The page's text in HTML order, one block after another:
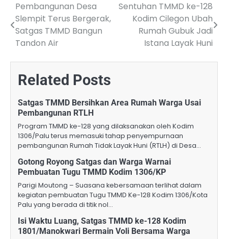
Post
navigation
Pembangunan Desa
Slempit Terus Bergerak,
Satgas TMMD Bangun
Tandon Air
Sentuhan TMMD ke-128
Kodim Cilegon Ubah
Rumah Gubuk Jadi
Istana Layak Huni
Related Posts
Satgas TMMD Bersihkan Area Rumah Warga Usai
Pembangunan RTLH
Program TMMD ke-128 yang dilaksanakan oleh Kodim
1306/Palu terus memasuki tahap penyempurnaan
pembangunan Rumah Tidak Layak Huni (RTLH) di Desa…
Gotong Royong Satgas dan Warga Warnai
Pembuatan Tugu TMMD Kodim 1306/KP
Parigi Moutong – Suasana kebersamaan terlihat dalam
kegiatan pembuatan Tugu TMMD Ke-128 Kodim 1306/Kota
Palu yang berada di titik nol…
Isi Waktu Luang, Satgas TMMD ke-128 Kodim
1801/Manokwari Bermain Voli Bersama Warga